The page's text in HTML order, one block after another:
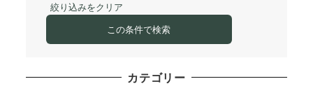
絞り込みをクリア
この条件で検索
カテゴリー